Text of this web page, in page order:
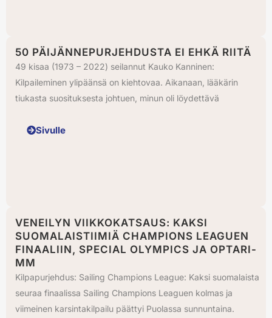
50 PÄIJÄNNEPURJEHDUSTA EI EHKÄ RIITÄ
49 kisaa (1973 – 2022) seilannut Kauko Kanninen:
Kilpaileminen ylipäänsä on kiehtovaa. Aikanaan, lääkärin
tiukasta suosituksesta johtuen, minun oli löydettävä
Sivulle
VENEILYN VIIKKOKATSAUS: KAKSI
SUOMALAISTIIMIÄ CHAMPIONS LEAGUEN
FINAALIIN, SPECIAL OLYMPICS JA OPTARI-
MM
Kilpapurjehdus: Sailing Champions League: Kaksi suomalaista
seuraa finaalissa Sailing Champions Leaguen kolmas ja
viimeinen karsintakilpailu päättyi Puolassa sunnuntaina.